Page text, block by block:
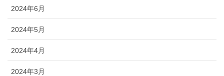
2024年6月
2024年5月
2024年4月
2024年3月